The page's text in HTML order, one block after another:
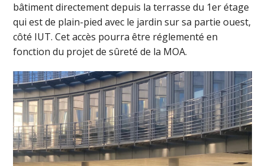
bâtiment directement depuis la terrasse du 1er étage
qui est de plain-pied avec le jardin sur sa partie ouest,
côté IUT. Cet accès pourra être réglementé en
fonction du projet de sûreté de la MOA.